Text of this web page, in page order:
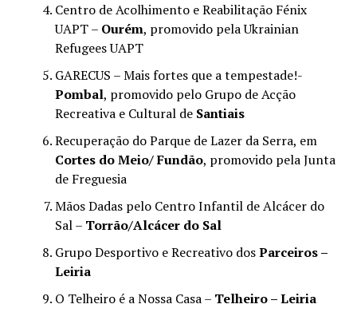
Centro de Acolhimento e Reabilitação Fénix
UAPT – Ourém, promovido pela Ukrainian
Refugees UAPT
GARECUS – Mais fortes que a tempestade!-
Pombal, promovido pelo Grupo de Acção
Recreativa e Cultural deSantiais
Recuperação do Parque de Lazer da Serra, em
Cortes do Meio/ Fundão, promovido pela Junta
de Freguesia
Mãos Dadas pelo Centro Infantil de Alcácer do
Sal – Torrão/Alcácer do Sal
Grupo Desportivo e Recreativo dosParceiros –
Leiria
O Telheiro é a Nossa Casa – Telheiro – Leiria